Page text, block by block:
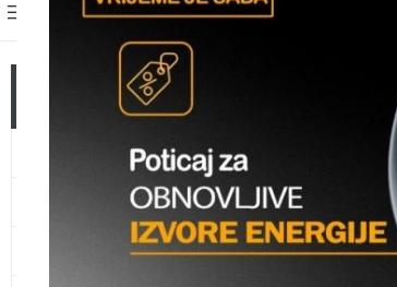
POPULARNE KATEGORIJE
TOP KATEGORIJE
TOPLOTNE PUMPE
KLIMA UREĐAJI